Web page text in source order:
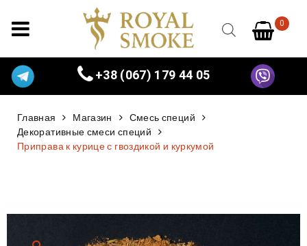
0
+38 (067) 179 44 05
Главная Магазин
Смесь специй
Декоративные смеси специй
Приправа к курице с гвоздикой и куркумой